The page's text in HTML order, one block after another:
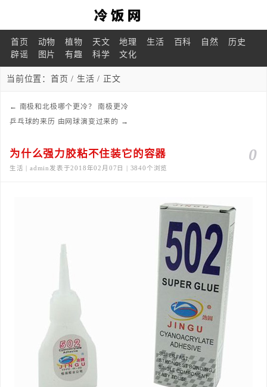
首页 动物 植物 天文 地理 生活 百科 自然
历史
辟谣
图片 有趣 科学 文化
当前位置： 首页 / 生活 / 正文
← 南极和北极哪个更冷？ 南极更冷
乒乓球的来历 由网球演变过来的 →
0
为什么强力胶粘不住装它的容器
生活 | admin发表于2018年02月07日 | 3840个浏览